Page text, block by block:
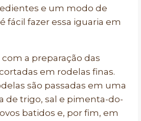
e um modo de
fácil fazer essa iguaria em
a preparação das
em rodelas finas.
são passadas em uma
de trigo, sal e pimenta-do-
batidos e, por fim, em